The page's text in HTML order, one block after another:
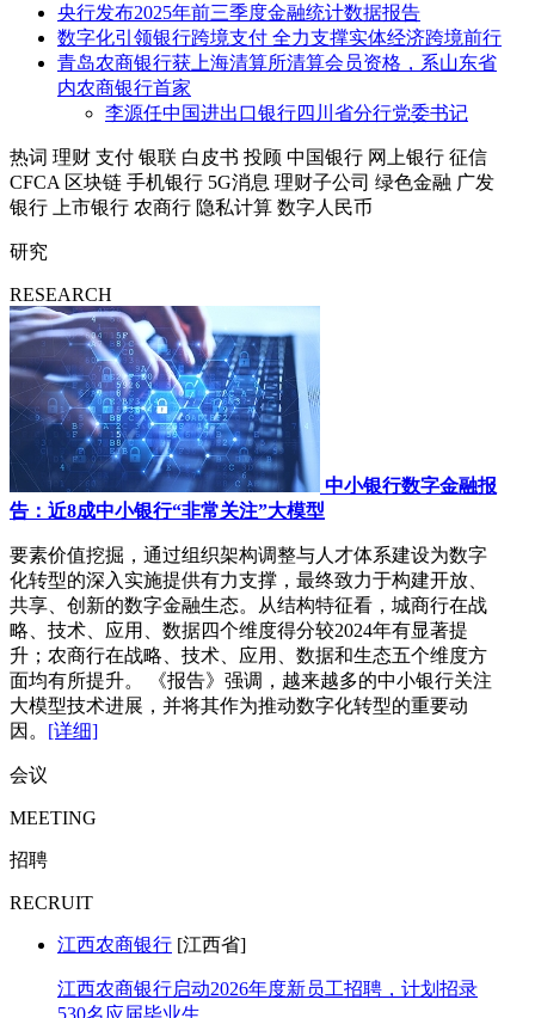
央行发布2025年前三季度金融统计数据报告
数字化引领银行跨境支付 全力支撑实体经济跨境前行
青岛农商银行获上海清算所清算会员资格，系山东省
内农商银行首家
李源任中国进出口银行四川省分行党委书记
热词 理财 支付 银联 白皮书 投顾 中国银行 网上银行 征信
CFCA 区块链 手机银行 5G消息 理财子公司 绿色金融 广发
银行
上市银行 农商行 隐私计算 数字人民币
研究
RESEARCH
中小银行数字金融报
告：近8成中小银行“非常关注”大模型
要素价值挖掘，通过组织架构调整与人才体系建设为数字
化转型的深入实施提供有力支撑，最终致力于构建开放、
共享、创新的数字金融生态。从结构特征看，城商行在战
略、技术、应用、数据四个维度得分较2024年有显著提
升；农商行在战略、技术、应用、数据和生态五个维度方
面均有所提升。 《报告》强调，越来越多的中小银行关注
大模型技术进展，并将其作为推动数字化转型的重要动
因。 [详细]
会议
MEETING
招聘
RECRUIT
江西农商银行 [江西省]
江西农商银行启动2026年度新员工招聘，计划招录
530名应届毕业生